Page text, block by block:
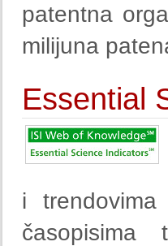
patentna
milijuna
Essential
i